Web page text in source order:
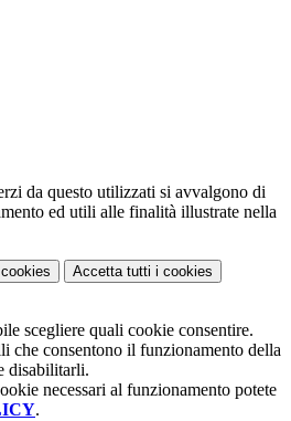
da questo utilizzati si avvalgono di
ed utili alle finalità illustrate nella
Accetta tutti i cookies
scegliere quali cookie consentire.
che consentono il funzionamento della
disabilitarli.
necessari al funzionamento potete
.